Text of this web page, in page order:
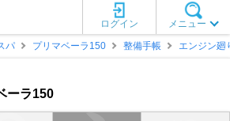
メニュー
ログイン
パ プリマベーラ150 整備手帳 エンジン廻
ーラ150